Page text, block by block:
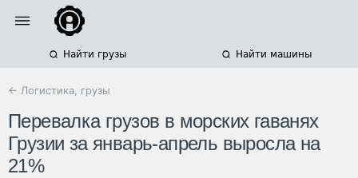
Найти грузы Найти машины
← Логистика, грузы
Перевалка грузов в морских гаванях
Грузии за январь-апрель выросла на
21%